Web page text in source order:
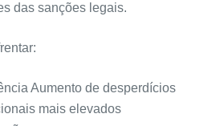
das sanções legais.
Aumento de desperdícios
mais elevados